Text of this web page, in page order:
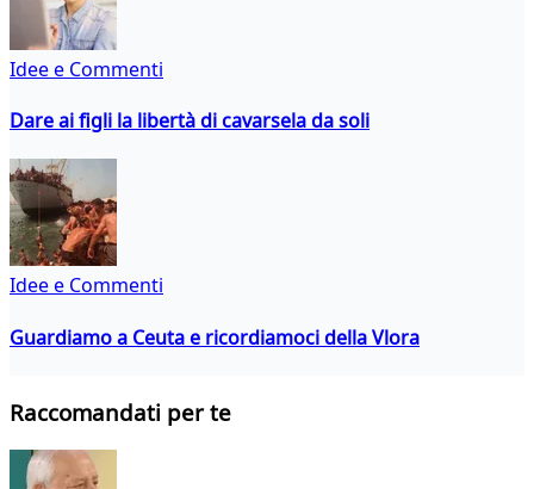
Idee e Commenti
Dare ai figli la libertà di cavarsela da soli
Idee e Commenti
Guardiamo a Ceuta e ricordiamoci della Vlora
Raccomandati per te